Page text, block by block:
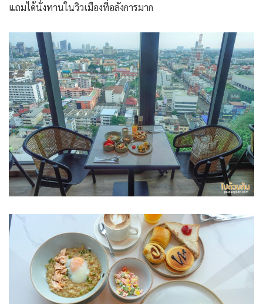
แถมได้นั่งทานในวิวเมืองที่อลังการมาก